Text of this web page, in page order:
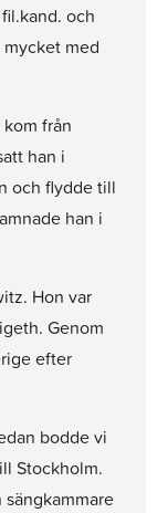
och
med
från
han i
och flydde till
han i
Hon var
Genom
efter
bodde vi
Stockholm.